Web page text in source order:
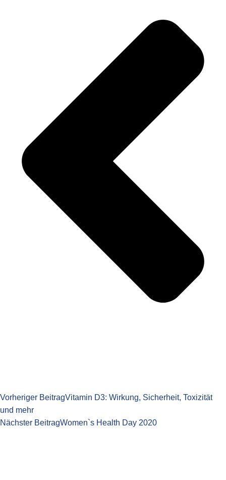
Vorheriger BeitragVitamin D3: Wirkung, Sicherheit, Toxizität
und mehr
Nächster BeitragWomen`s Health Day 2020